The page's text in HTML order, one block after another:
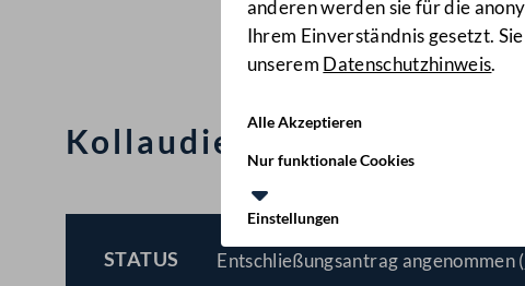
anderen werden sie für die
Ihrem Einverständnis gesetzt.
unserem Datenschutzhinweis.
Alle Akzeptieren
Nur funktionale Cookies
Einstellungen
Kollaudierung des
STATUS
Entschließungsantrag angenommen (